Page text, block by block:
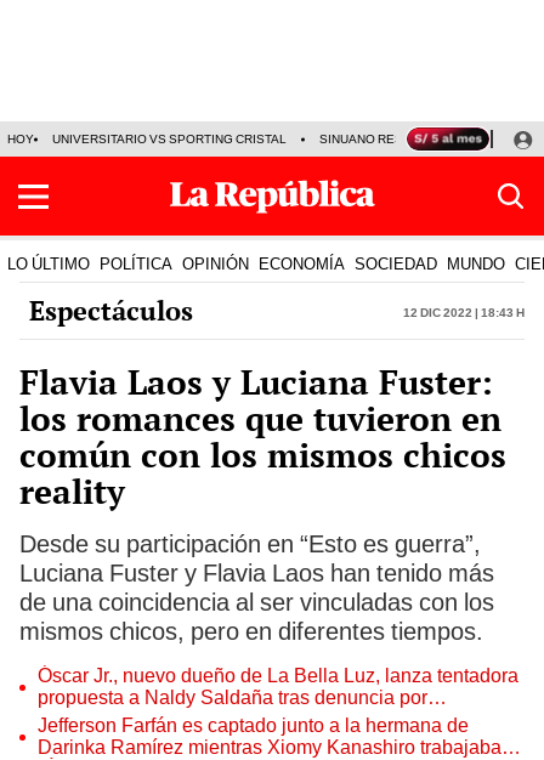
HOY UNIVERSITARIO VS SPORTING CRISTAL SINUANO RESULTADOS HOY
LO ÚLTIMO POLÍTICA OPINIÓN ECONOMÍA SOCIEDAD MUNDO
Espectáculos 12 Dic 2022 | 18:43 h
Flavia Laos y Luciana Fuster:
los romances que tuvieron en
común con los mismos chicos
reality
Desde su participación en “Esto es guerra”,
Luciana Fuster y Flavia Laos han tenido más
de una coincidencia al ser vinculadas con los
mismos chicos, pero en diferentes tiempos.
Óscar Jr., nuevo dueño de La Bella Luz, lanza tentadora
propuesta a Naldy Saldaña tras denuncia por
tocamientos
Jefferson Farfán es captado junto a la hermana de
Darinka Ramírez mientras Xiomy Kanashiro trabajaba: